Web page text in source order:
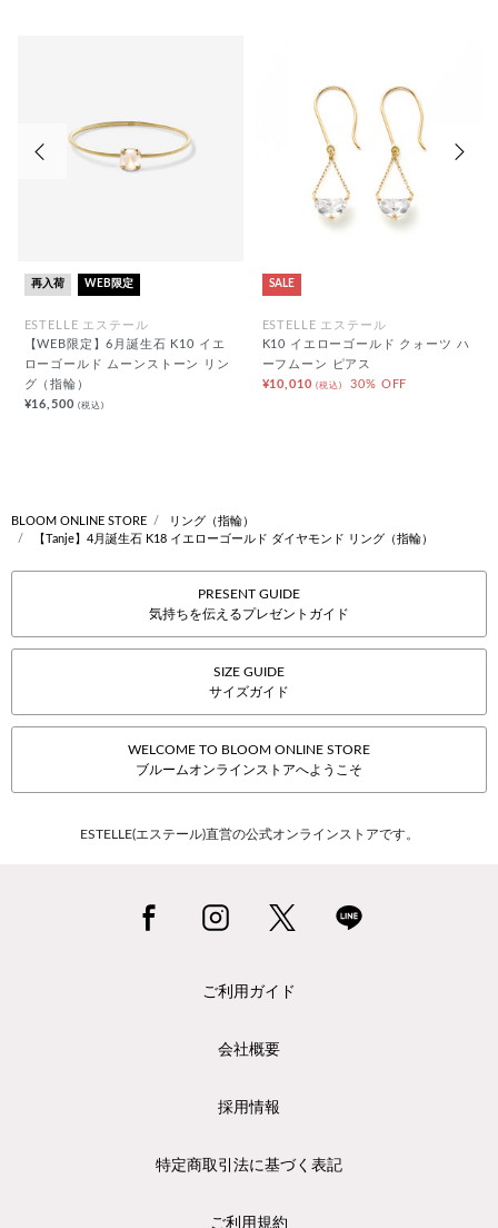
再入荷 WEB限定
ESTELLE エステール
【WEB限定】6月誕生石 K10 イエ
ローゴールド ムーンストーン リン
グ（指輪）
¥16,500(税込)
SALE
ESTELLE エステール
K10 イエローゴールド クォーツ ハ
ーフムーン ピアス
¥10,010(税込) 30% OFF
前の画像
BLOOM ONLINE STORE
リング（指輪）
【Tanje】4月誕生石 K18 イエローゴールド ダイヤモンド リング（指輪）
PRESENT GUIDE
気持ちを伝えるプレゼントガイド
SIZE GUIDE
サイズガイド
WELCOME TO BLOOM ONLINE STORE
ブルームオンラインストアへようこそ
ESTELLE(エステール)直営の公式オンラインストアです。
ご利用ガイド
会社概要
採用情報
特定商取引法に基づく表記
ご利用規約